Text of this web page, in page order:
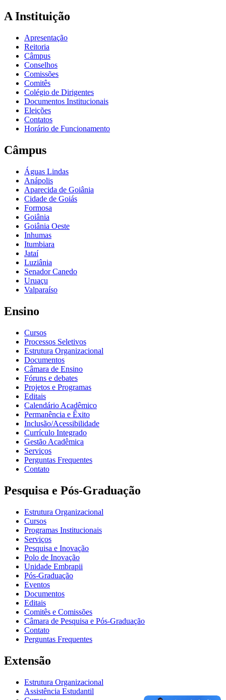
A Instituição
Apresentação
Reitoria
Câmpus
Conselhos
Comissões
Comitês
Colégio de Dirigentes
Documentos Institucionais
Eleições
Contatos
Horário de Funcionamento
Câmpus
Águas Lindas
Anápolis
Aparecida de Goiânia
Cidade de Goiás
Formosa
Goiânia
Goiânia Oeste
Inhumas
Itumbiara
Jataí
Luziânia
Senador Canedo
Uruaçu
Valparaíso
Ensino
Cursos
Processos Seletivos
Estrutura Organizacional
Documentos
Câmara de Ensino
Fóruns e debates
Projetos e Programas
Editais
Calendário Acadêmico
Permanência e Êxito
Inclusão/Acessibilidade
Currículo Integrado
Gestão Acadêmica
Serviços
Perguntas Frequentes
Contato
Pesquisa e Pós-Graduação
Estrutura Organizacional
Cursos
Programas Institucionais
Serviços
Pesquisa e Inovação
Polo de Inovação
Unidade Embrapii
Pós-Graduação
Eventos
Documentos
Editais
Comitês e Comissões
Câmara de Pesquisa e Pós-Graduação
Contato
Perguntas Frequentes
Extensão
Estrutura Organizacional
Assistência Estudantil